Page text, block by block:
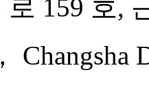
159 호,
Changsha